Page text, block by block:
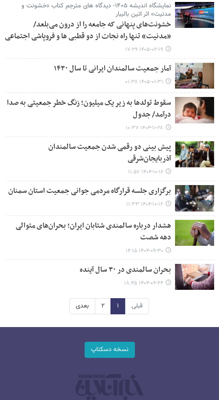
نمایشگاه اندیشه ۱۴۰۵- دیدگاه های مترجم کتاب «خشونت و
مدنیت» اثر اتین بالیبار
خشونت‌های پنهانی که جامعه را از درون می‌بلعد/
«مدنیت» تنها راه نجات از دو قطبی ها و فروپاشی اجتماعی
۱۴۰۵-۰۲-۱۹ ۱۷:۲۹
آمار جمعیت سالمندان ایرانی تا سال ۱۴۳۰
۱۴۰۵-۰۱-۳۱ ۰۱:۳۸
سقوط تولدها به زیر یک میلیون؛ زنگ خطر جمعیتی به صدا
درآمد/ جدول
۱۴۰۴-۱۱-۲۸ ۱۰:۳۷
پیش بینی دو رقمی شدن جمعیت سالمندان
آذربایجان‌شرقی
۱۴۰۴-۱۰-۱۶ ۱۱:۵۷
برگزاری جلسه قرارگاه مردمی جوانی جمعیت استان سمنان
۱۴۰۴-۱۰-۱۲ ۱۱:۳۳
هشدار درباره سالمندی شتابان ایران؛ بحران‌های متوالی
دهه شصت
۱۴۰۴-۰۹-۳۰ ۱۴:۱۵
بحران سالمندی در ۳۰ سال آینده
۱۴۰۴-۰۹-۲۴ ۱۸:۴۵
قبلی ۱ ۲ بعدی
نسخه دسکتاپ